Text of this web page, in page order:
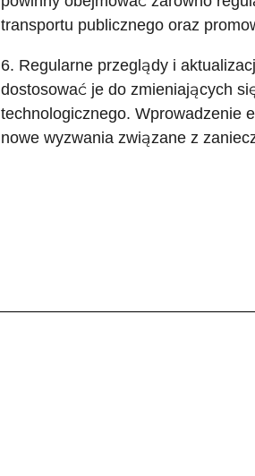
transportu publicznego oraz
6. Regularne przeglądy i
dostosować je do zmieniających
technologicznego. Wprowadzenie
nowe wyzwania związane z